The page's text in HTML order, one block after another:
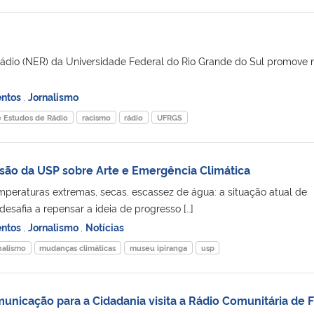
(NER) da Universidade Federal do Rio Grande do Sul promove
Jornalismo
Estudos de Rádio racismo rádio UFRGS
da USP sobre Arte e Emergência Climática
extremas, secas, escassez de água: a situação atual de
a repensar a ideia de progresso […]
Jornalismo Notícias
mudanças climáticas museu ipiranga usp
para a Cidadania visita a Rádio Comunitária de